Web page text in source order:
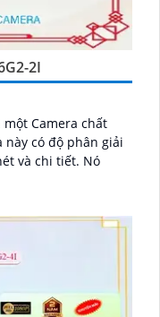
2I
một Camera chất
chi tiết. Nó